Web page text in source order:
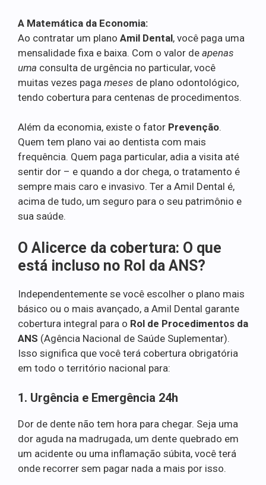
A Matemática da Economia:
Ao contratar um plano Amil Dental, você paga uma
mensalidade fixa e baixa. Com o valor de apenas
uma consulta de urgência no particular, você
muitas vezes paga meses de plano odontológico,
tendo cobertura para centenas de procedimentos.
Além da economia, existe o fator Prevenção.
Quem tem plano vai ao dentista com mais
frequência. Quem paga particular, adia a visita até
sentir dor – e quando a dor chega, o tratamento é
sempre mais caro e invasivo. Ter a Amil Dental é,
acima de tudo, um seguro para o seu patrimônio e
sua saúde.
O Alicerce da cobertura: O que
está incluso no Rol da ANS?
Independentemente se você escolher o plano mais
básico ou o mais avançado, a Amil Dental garante
cobertura integral para o Rol de Procedimentos da
ANS (Agência Nacional de Saúde Suplementar).
Isso significa que você terá cobertura obrigatória
em todo o território nacional para:
1. Urgência e Emergência 24h
Dor de dente não tem hora para chegar. Seja uma
dor aguda na madrugada, um dente quebrado em
um acidente ou uma inflamação súbita, você terá
onde recorrer sem pagar nada a mais por isso.